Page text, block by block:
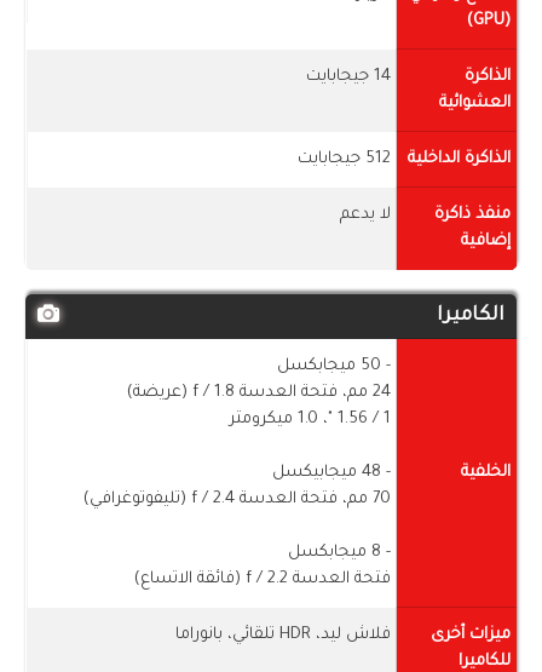
(GPU)
الذاكرة
العشوائية
14 جيجابايت
الذاكرة الداخلية 512 جيجابايت
منفذ ذاكرة
إضافية
لا يدعم
الكاميرا
الخلفية
- 50 ميجابكسل
24 مم، فتحة العدسة f / 1.8 (عريضة)
1 / ​​1.56 "، 1.0 ميكرومتر
- 48 ميجابيكسل
70 مم، فتحة العدسة f / 2.4 (تليفوتوغرافي)
- 8 ميجابكسل
فتحة العدسة f / 2.2 (فائقة الاتساع)
ميزات أخرى
للكاميرا
فلاش ليد، HDR تلقائي، بانوراما